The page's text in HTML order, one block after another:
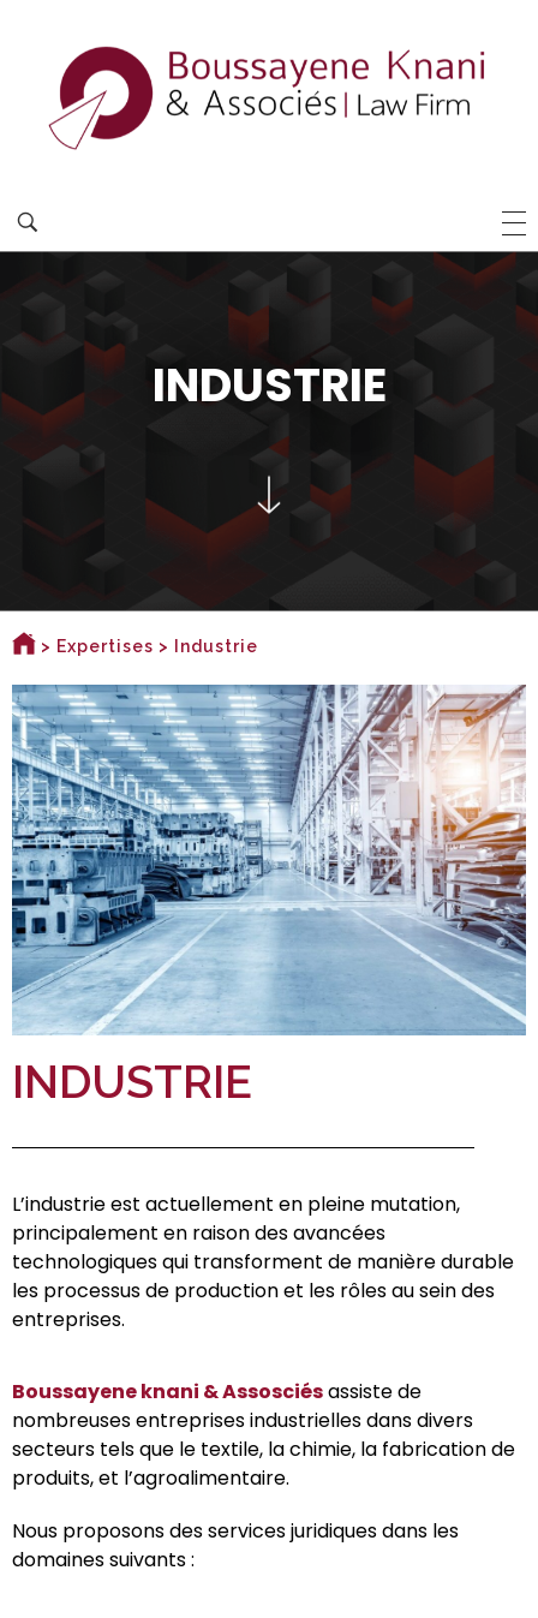
INDUSTRIE
> Expertises > Industrie
INDUSTRIE
L’industrie est actuellement en pleine mutation,
principalement en raison des avancées
technologiques qui transforment de manière durable
les processus de production et les rôles au sein des
entreprises.
Boussayene knani & Assosciésassiste de
nombreuses entreprises industrielles dans divers
secteurs tels que le textile, la chimie, la fabrication de
produits, et l’agroalimentaire.
Nous proposons des services juridiques dans les
domaines suivants :